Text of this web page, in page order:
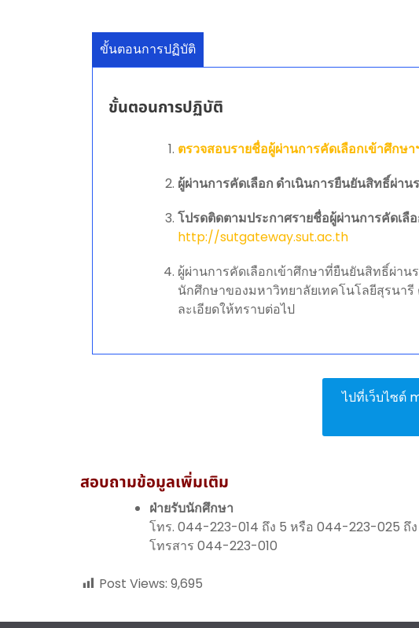
ขั้นตอนการปฏิบัติ
ขั้นตอนการปฏิบัติ
ตรวจสอบรายชื่อผู้ผ่านการคัดเลือกเข้าศึก
ผู้ผ่านการคัดเลือก ดำเนินการยืนยันสิทธิ์ผ่า
โปรดติดตามประกาศรายชื่อผู้ผ่านการคัดเ
http://sutgateway.sut.ac.th
ผู้ผ่านการคัดเลือกเข้าศึกษาที่ยืนยันสิทธิ์ผ่าน
นักศึกษาของมหาวิทยาลัยเทคโนโลยีสุรนารี
ละเอียดให้ทราบต่อไป
ไปที่เว็บไซต์
สอบถามข้อมูลเพิ่มเติม
ฝ่ายรับนักศึกษา
โทร. 044-223-014 ถึง 5 หรือ 044-223-025 ถึ
โทรสาร 044-223-010
Post Views: 9,695